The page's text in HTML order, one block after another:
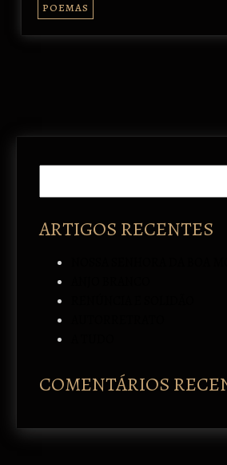
POEMAS
ARTIGOS RECENTES
COMENTÁRIOS